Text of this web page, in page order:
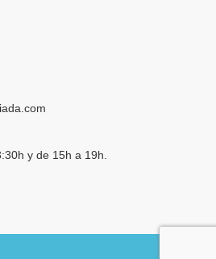
y de 15h a 19h.